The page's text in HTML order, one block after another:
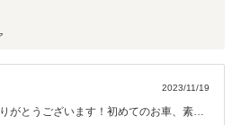
2023/11/19
がとうございます！初めてのお車、素敵